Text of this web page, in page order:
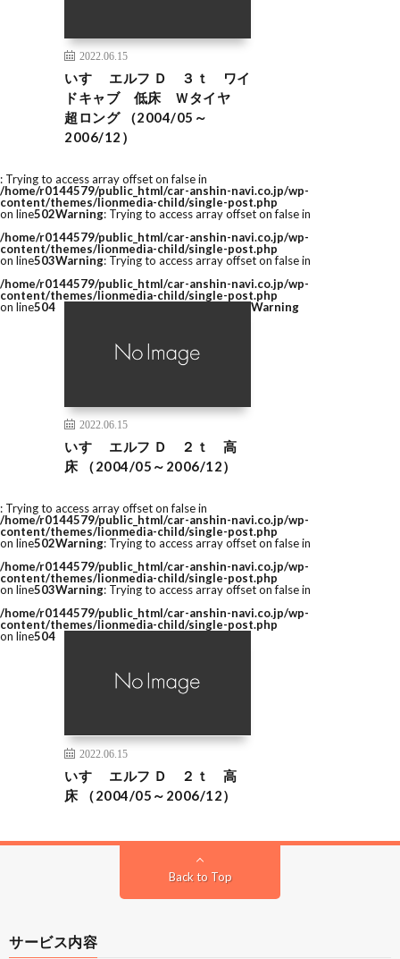
2022.06.15
いすゞ エルフ Ｄ ３ｔ ワイ
ドキャブ 低床 Ｗタイヤ
超ロング （2004/05～
2006/12）
: Trying to access array offset on false in
/home/r0144579/public_html/car-anshin-navi.co.jp/wp-
content/themes/lionmedia-child/single-post.php
on line502Warning: Trying to access array offset on false in
/home/r0144579/public_html/car-anshin-navi.co.jp/wp-
content/themes/lionmedia-child/single-post.php
on line503Warning: Trying to access array offset on false in
/home/r0144579/public_html/car-anshin-navi.co.jp/wp-
content/themes/lionmedia-child/single-post.php
on line504
2022.06.15
いすゞ エルフ Ｄ ２ｔ 高
床 （2004/05～2006/12）
Warning
: Trying to access array offset on false in
/home/r0144579/public_html/car-anshin-navi.co.jp/wp-
content/themes/lionmedia-child/single-post.php
on line502Warning: Trying to access array offset on false in
/home/r0144579/public_html/car-anshin-navi.co.jp/wp-
content/themes/lionmedia-child/single-post.php
on line503Warning: Trying to access array offset on false in
/home/r0144579/public_html/car-anshin-navi.co.jp/wp-
content/themes/lionmedia-child/single-post.php
on line504
2022.06.15
いすゞ エルフ Ｄ ２ｔ 高
床 （2004/05～2006/12）
Back to Top
サービス内容